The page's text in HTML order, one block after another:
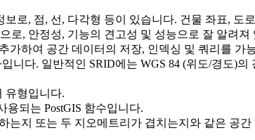
로, 점, 선, 다각형 등이 있습니다. 건물 좌표, 도
로, 안정성, 기능의 견고성 및 성능으로 잘 알려져
가하여 공간 데이터의 저장, 인덱싱 및 쿼리를
니다. 일반적인 SRID에는 WGS 84 (위도/경도)의
유형입니다.
되는 PostGIS 함수입니다.
는지 또는 두 지오메트리가 겹치는지와 같은 공